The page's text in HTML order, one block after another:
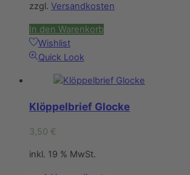
zzgl. Versandkosten
In den Warenkorb
Wishlist
Quick Look
Klöppelbrief Glocke
3,50 €
inkl. 19 % MwSt.